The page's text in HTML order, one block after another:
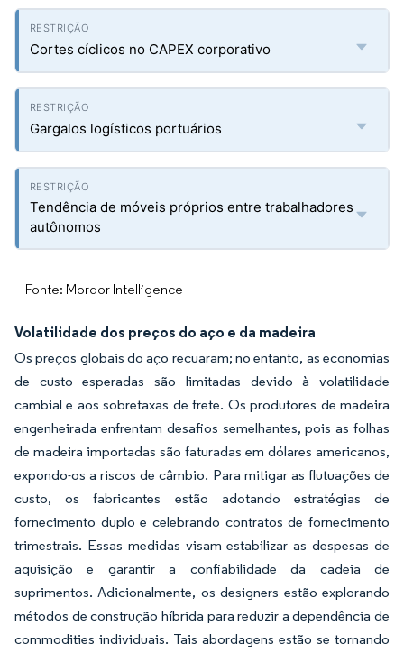
Cortes cíclicos no CAPEX corporativo
Gargalos logísticos portuários
Tendência de móveis próprios entre trabalhadores
autônomos
Fonte: Mordor Intelligence
Volatilidade dos preços do aço e da madeira
Os preços globais do aço recuaram; no entanto, as economias
de custo esperadas são limitadas devido à volatilidade
cambial e aos sobretaxas de frete. Os produtores de madeira
engenheirada enfrentam desafios semelhantes, pois as folhas
de madeira importadas são faturadas em dólares americanos,
expondo-os a riscos de câmbio. Para mitigar as flutuações de
custo, os fabricantes estão adotando estratégias de
fornecimento duplo e celebrando contratos de fornecimento
trimestrais. Essas medidas visam estabilizar as despesas de
aquisição e garantir a confiabilidade da cadeia de
suprimentos. Adicionalmente, os designers estão explorando
métodos de construção híbrida para reduzir a dependência de
commodities individuais. Tais abordagens estão se tornando